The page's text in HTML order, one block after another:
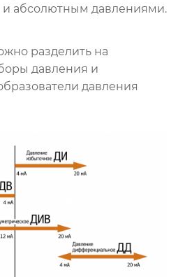
абсолютным давлениями.
разделить на
давления и
давления